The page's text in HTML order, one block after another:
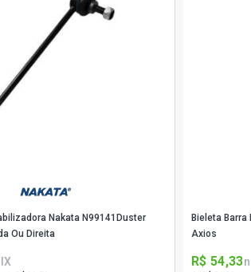
Nakata N99141Duster
Ou Direita
Bieleta
Axios
R$ 54,33